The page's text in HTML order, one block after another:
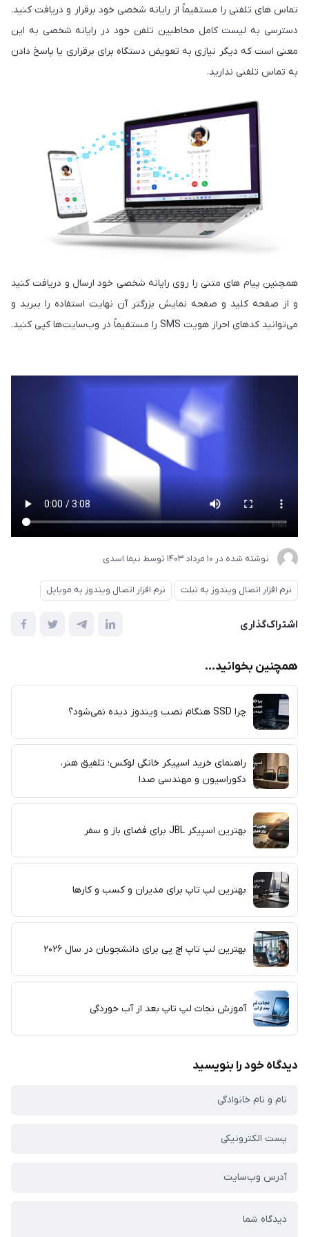
تماس های تلفنی را مستقیماً از رایانه شخصی خود برقرار و دریافت کنید.
دسترسی به لیست کامل مخاطبین تلفن خود در رایانه شخصی به این
معنی است که دیگر نیازی به تعویض دستگاه برای برقراری یا پاسخ دادن
به تماس تلفنی ندارید.
همچنین پیام های متنی را روی رایانه شخصی خود ارسال و دریافت کنید
و از صفحه کلید و صفحه نمایش بزرگتر آن نهایت استفاده را ببرید و
می‌توانید کدهای احراز هویت SMS را مستقیماً در وب‌سایت‌ها کپی کنید.
نوشته شده در 10 مرداد 1403 توسط نیما اسدی
نرم افزار اتصال ویندوز به تبلت نرم افزار اتصال ویندوز به موبایل
اشتراک‌گذاری
همچنین بخوانید...
چرا SSD هنگام نصب ویندوز دیده نمی‌شود؟
راهنمای خرید اسپیکر خانگی لوکس؛ تلفیق هنر،
دکوراسیون و مهندسی صدا
بهترین اسپیکر JBL برای فضای باز و سفر
بهترین لپ تاپ برای مدیران و کسب و کارها
بهترین لپ تاپ اچ پی برای دانشجویان در سال ۲۰۲۶
آموزش نجات لپ تاپ بعد از آب خوردگی
دیدگاه خود را بنویسید